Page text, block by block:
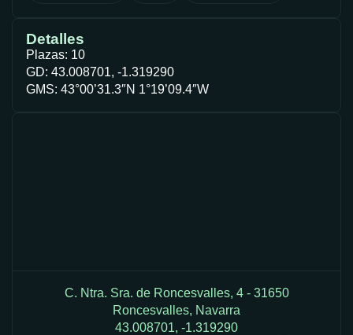
Detalles
Plazas: 10
GD: 43.008701, -1.319290
GMS: 43°00’31.3″N 1°19’09.4″W
C. Ntra. Sra. de Roncesvalles, 4 - 31650
Roncesvalles, Navarra
43.008701, -1.319290